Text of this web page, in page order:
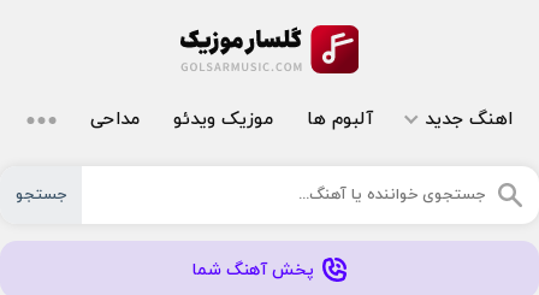
اهنگ جدید آلبوم ها موزیک ویدئو مداحی
جستجو
پخش آهنگ شما